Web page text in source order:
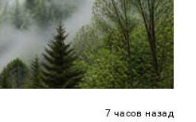
7 часов назад